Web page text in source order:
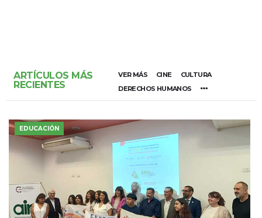
ARTÍCULOS MÁS
RECIENTES
VER MÁS CINE
CULTURA
DERECHOS HUMANOS
EDUCACIÓN